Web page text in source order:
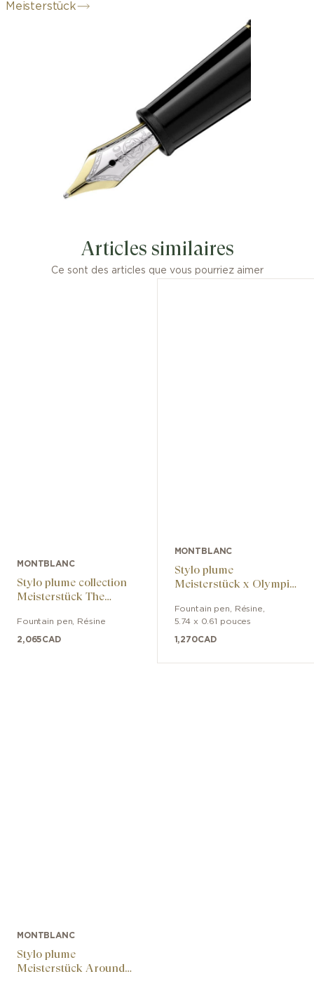
Meisterstück
Articles similaires
Ce sont des articles que vous pourriez aimer
MONTBLANC
Stylo plume collection
Meisterstück The
Fountain pen Résine
2,065CAD
MONTBLANC
Stylo plume
Meisterstück x Olympic
LeGrand
Fountain pen Résine
5.74 x 0.61 pouces
1,270CAD
MONTBLANC
Stylo plume
Meisterstück Around